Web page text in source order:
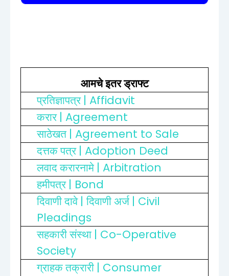
आमचे इतर ड्राफ्ट
प्रतिज्ञापत्र | Affidavit
करार | Agreement
साठेखत | Agreement to Sale
दत्तक पत्र | Adoption Deed
लवाद करारनामे | Arbitration
हमीपत्र | Bond
दिवाणी दावे |दिवाणी अर्ज | Civil
Pleadings
सहकारी संस्था | Co-Operative
Society
ग्राहक तक्रारी | Consumer